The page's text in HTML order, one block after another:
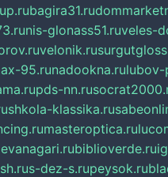
bagira31.ru
nis-glonass51.ruveles-
velonik.ru
95.runadookna.rulubov-
pds-nn.ru
shkola-klassika.ru
masteroptica.ru
biblioverde.ru
s-dez-s.rupeysok.ru